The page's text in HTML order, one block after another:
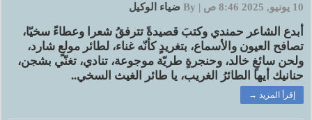
10 يونيو, 2025 8:46 ص |
By ضياء الوكيل
أبدع الشاعر حمندي وكتبَ قصيدةً تترفقُ شعرا وعطاءً سخيّا،
تصافح العيون والأسماع، بتغريدٍ كأنّه غناء، لطائر مولعٍ شارد،
ولحن سائغٍ خالد، وحنجرةٍ طريّة موجوعة، تنادي، تغنّي بشجن،
حنانيك أيها الطائرُ الغريب، يا طائر الغيث السخي..
إقرأ المزيد →